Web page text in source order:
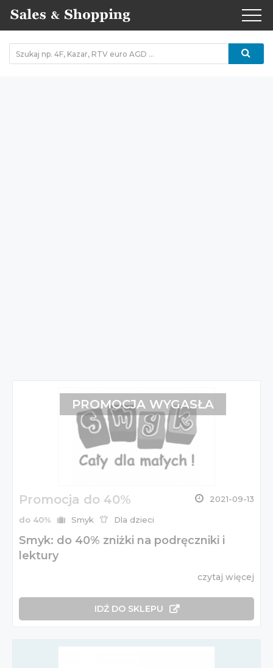
Promocja do 40% 2021-09-13
do 40% Smyk Dla dzieci
Smyk: do 40% zniżki na podręczniki i
lektury
czytaj więcej
IDŹ DO SKLEPU
PROMOCJA WYGASŁA